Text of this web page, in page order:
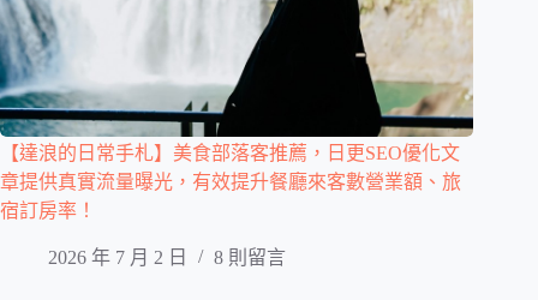
【達浪的日常手札】美食部落客推薦，日更SEO優化文
章提供真實流量曝光，有效提升餐廳來客數營業額、旅
宿訂房率！
2026 年 7 月 2 日 8 則留言